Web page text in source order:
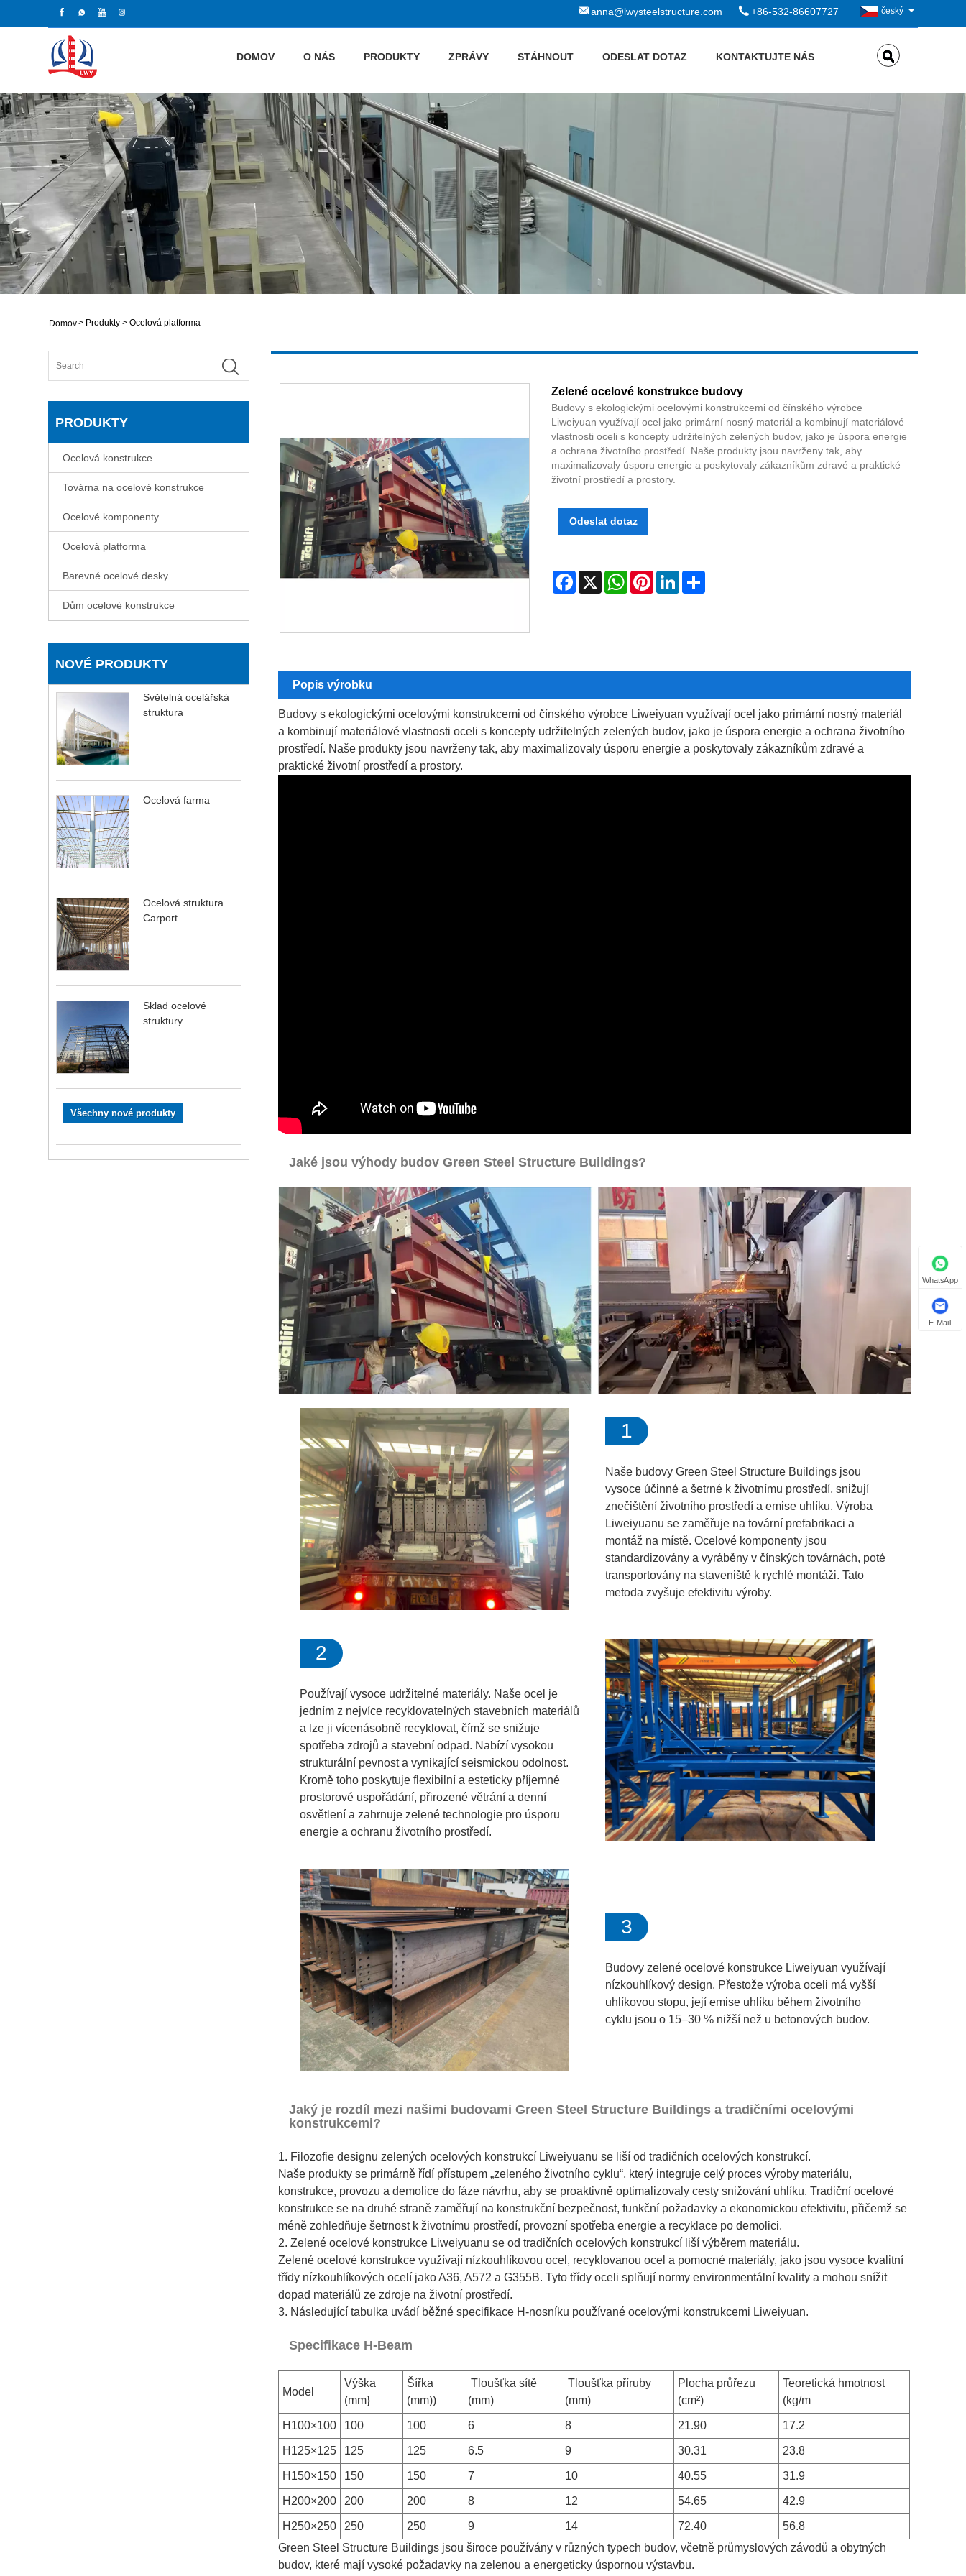
+86-532-86607727
anna@lwysteelstructure.com český
DOMOV O NÁS PRODUKTY ZPRÁVY STÁHNOUT ODESLAT DOTAZ KONTAKTUJTE NÁS
Domov> Produkty >Ocelová platforma
PRODUKTY
Ocelová konstrukce
Továrna na ocelové konstrukce
Ocelové komponenty
Ocelová platforma
Barevné ocelové desky
Dům ocelové konstrukce
NOVÉ PRODUKTY
Světelná ocelářská
struktura
Ocelová farma
Ocelová struktura
Carport
Sklad ocelové
struktury
Všechny nové produkty
Zelené ocelové konstrukce budovy
Budovy s ekologickými ocelovými konstrukcemi od čínského výrobce
Liweiyuan využívají ocel jako primární nosný materiál a kombinují materiálové
vlastnosti oceli s koncepty udržitelných zelených budov, jako je úspora energie
a ochrana životního prostředí. Naše produkty jsou navrženy tak, aby
maximalizovaly úsporu energie a poskytovaly zákazníkům zdravé a praktické
životní prostředí a prostory.
Odeslat dotaz
Facebook
X WhatsAppPinterestLinkedIn
Popis výrobku
Budovy s ekologickými ocelovými konstrukcemi od čínského výrobce Liweiyuan využívají ocel jako primární nosný materiál
a kombinují materiálové vlastnosti oceli s koncepty udržitelných zelených budov, jako je úspora energie a ochrana životního
prostředí. Naše produkty jsou navrženy tak, aby maximalizovaly úsporu energie a poskytovaly zákazníkům zdravé a
praktické životní prostředí a prostory.
Jaké jsou výhody budov Green Steel Structure Buildings?
1
Naše budovy Green Steel Structure Buildings jsou
vysoce účinné a šetrné k životnímu prostředí, snižují
znečištění životního prostředí a emise uhlíku. Výroba
Liweiyuanu se zaměřuje na tovární prefabrikaci a
montáž na místě. Ocelové komponenty jsou
standardizovány a vyráběny v čínských továrnách, poté
transportovány na staveniště k rychlé montáži. Tato
metoda zvyšuje efektivitu výroby.
2
Používají vysoce udržitelné materiály. Naše ocel je
jedním z nejvíce recyklovatelných stavebních materiálů
a lze ji vícenásobně recyklovat, čímž se snižuje
spotřeba zdrojů a stavební odpad. Nabízí vysokou
strukturální pevnost a vynikající seismickou odolnost.
Kromě toho poskytuje flexibilní a esteticky příjemné
prostorové uspořádání, přirozené větrání a denní
osvětlení a zahrnuje zelené technologie pro úsporu
energie a ochranu životního prostředí.
3
Budovy zelené ocelové konstrukce Liweiyuan využívají
nízkouhlíkový design. Přestože výroba oceli má vyšší
uhlíkovou stopu, její emise uhlíku během životního
cyklu jsou o 15–30 % nižší než u betonových budov.
Jaký je rozdíl mezi našimi budovami Green Steel Structure Buildings a tradičními ocelovými
konstrukcemi?
1. Filozofie designu zelených ocelových konstrukcí Liweiyuanu se liší od tradičních ocelových konstrukcí.
Naše produkty se primárně řídí přístupem „zeleného životního cyklu“, který integruje celý proces výroby materiálu,
konstrukce, provozu a demolice do fáze návrhu, aby se proaktivně optimalizovaly cesty snižování uhlíku. Tradiční ocelové
konstrukce se na druhé straně zaměřují na konstrukční bezpečnost, funkční požadavky a ekonomickou efektivitu, přičemž se
méně zohledňuje šetrnost k životnímu prostředí, provozní spotřeba energie a recyklace po demolici.
2. Zelené ocelové konstrukce Liweiyuanu se od tradičních ocelových konstrukcí liší výběrem materiálu.
Zelené ocelové konstrukce využívají nízkouhlíkovou ocel, recyklovanou ocel a pomocné materiály, jako jsou vysoce kvalitní
třídy nízkouhlíkových ocelí jako A36, A572 a G355B. Tyto třídy oceli splňují normy environmentální kvality a mohou snížit
dopad materiálů ze zdroje na životní prostředí.
3. Následující tabulka uvádí běžné specifikace H-nosníku používané ocelovými konstrukcemi Liweiyuan.
Specifikace H-Beam
Model
Výška
(mm}
Šířka
(mm))
Tloušťka sítě
(mm)
Tloušťka příruby
(mm)
Plocha průřezu
(cm²)
Teoretická hmotnost
(kg/m
H100×100 100 100 6 8 21.90 17.2
H125×125 125 125 6.5 9 30.31 23.8
H150×150 150 150 7 10 40.55 31.9
H200×200 200 200 8 12 54.65 42.9
H250×250 250 250 9 14 72.40
56.8
Green Steel Structure Buildings jsou široce používány v různých typech budov, včetně průmyslových závodů a obytných
budov, které mají vysoké požadavky na zelenou a energeticky úspornou výstavbu.
WhatsApp
E-Mail